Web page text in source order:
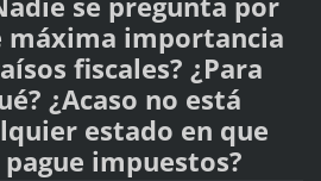
máxima importancia
fiscales? ¿Para
¿Acaso no está
estado en que
impuestos?